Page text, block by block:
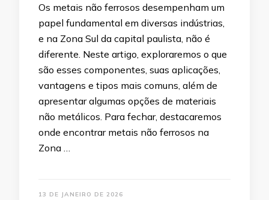
Os metais não ferrosos desempenham um
papel fundamental em diversas indústrias,
e na Zona Sul da capital paulista, não é
diferente. Neste artigo, exploraremos o que
são esses componentes, suas aplicações,
vantagens e tipos mais comuns, além de
apresentar algumas opções de materiais
não metálicos. Para fechar, destacaremos
onde encontrar metais não ferrosos na
Zona …
13 DE JANEIRO DE 2026